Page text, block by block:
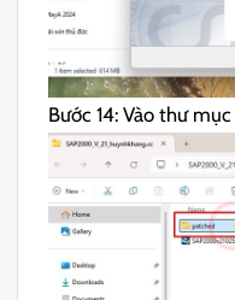
Bước 14: Vào thư